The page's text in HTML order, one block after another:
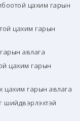
цахим гарын
цахим гарын
гарын авлага
цахим гарын
цахим гарын авлага
шийдвэрлэхтэй